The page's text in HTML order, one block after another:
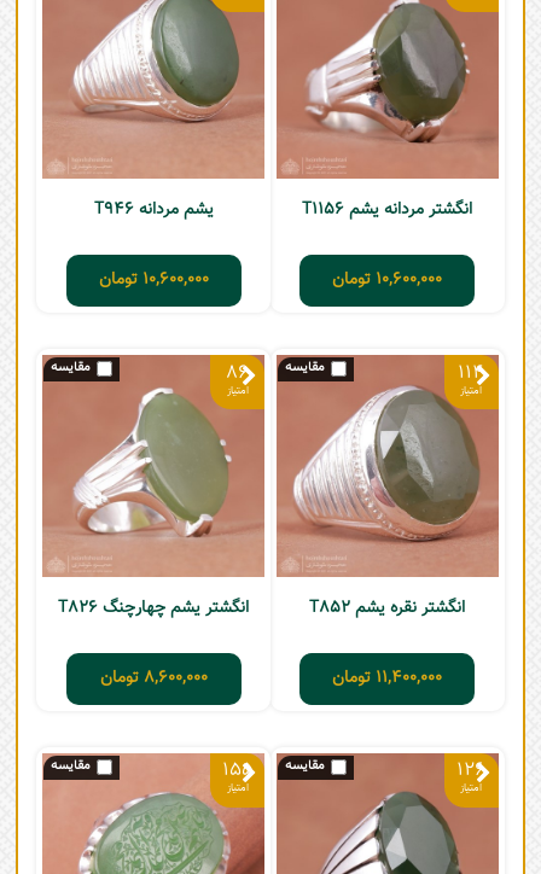
انگشتر مردانه یشم T1156
10,600,000 تومان
یشم مردانه T946
10,600,000 تومان
114
انگشتر نقره یشم T852
11,400,000 تومان
86
انگشتر یشم چهارچنگ T826
8,600,000 تومان
126
155